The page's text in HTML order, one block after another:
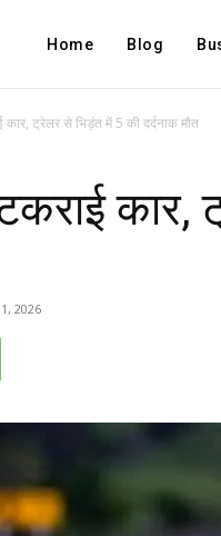
Home Blog
कार, ट्रेलर से भिड़ंत में 5 की दर्दनाक मौत
2026